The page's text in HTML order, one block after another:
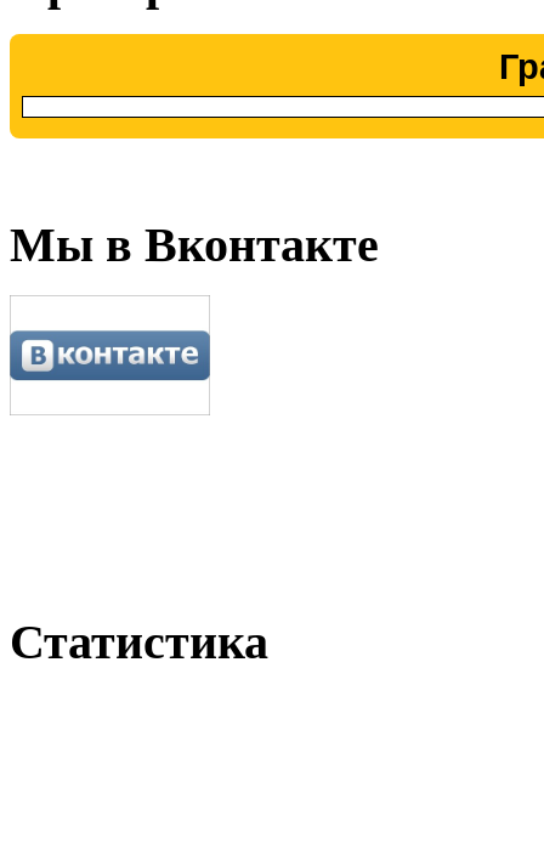
Мы в Вконтакте
Статистика